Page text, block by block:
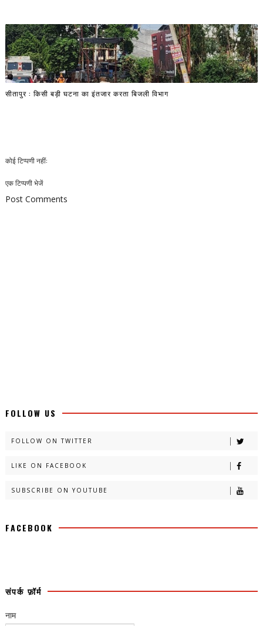
सीतापुर : किसी बड़ी घटना का इंतजार करता बिजली विभाग
कोई टिप्पणी नहीं:
एक टिप्पणी भेजें
Post Comments
FOLLOW US
FOLLOW ON TWITTER
LIKE ON FACEBOOK
SUBSCRIBE ON YOUTUBE
FACEBOOK
संपर्क फ़ॉर्म
नाम